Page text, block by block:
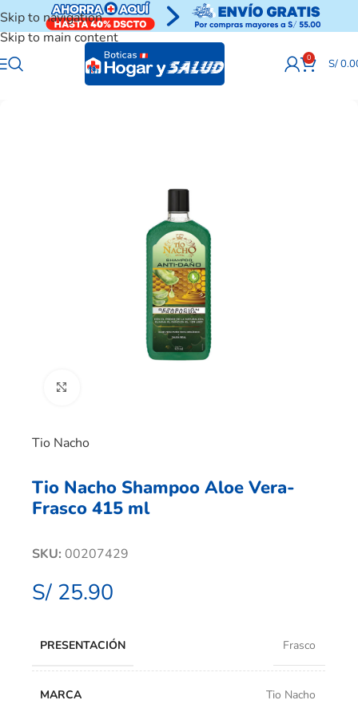
Skip to navigation
Skip to main content
0 S/
Tio Nacho
Tio Nacho Shampoo Aloe Vera-
Frasco 415 ml
SKU: 00207429
S/ 25.90
PRESENTACIÓN Frasco
MARCA Tio Nacho